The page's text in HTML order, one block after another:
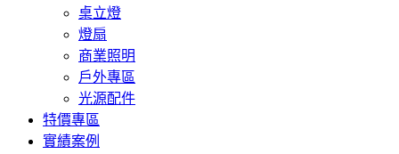
桌立燈
燈扇
商業照明
戶外專區
光源配件
特價專區
實績案例